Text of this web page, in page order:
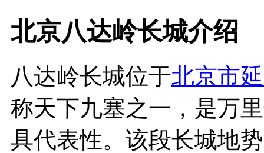
北京八达岭长城介绍
八达岭长城位于北京市
称天下九塞之一，是万
具代表性。该段长城地